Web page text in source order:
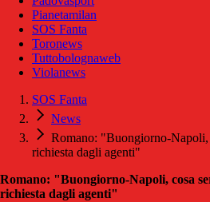
Pianetamilan
SOS Fanta
Toronews
Tuttobolognaweb
Violanews
SOS Fanta
News
Romano: "Buongiorno-Napoli,
richiesta dagli agenti"
Romano: "Buongiorno-Napoli, cosa
richiesta dagli agenti"